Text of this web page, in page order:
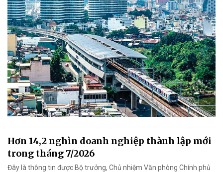
Hơn 14,2 nghìn doanh nghiệp thành lập mới
trong tháng 7/2026
Đây là thông tin được Bộ trưởng, Chủ nhiệm Văn phòng Chính phủ